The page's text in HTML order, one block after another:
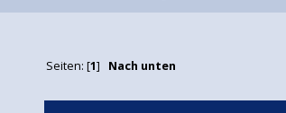
Seiten: [1] Nach unten